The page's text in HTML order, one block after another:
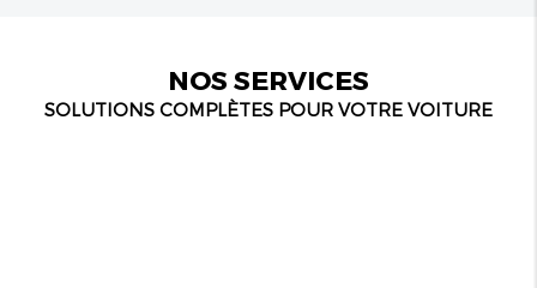
: 2023
: Diesel
NOS SERVICES
SOLUTIONS COMPLÈTES POUR VOTRE VOITURE